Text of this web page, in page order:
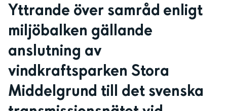
Yttrande över samråd enligt
miljöbalken gällande
anslutning av
vindkraftsparken Stora
Middelgrund till det svenska